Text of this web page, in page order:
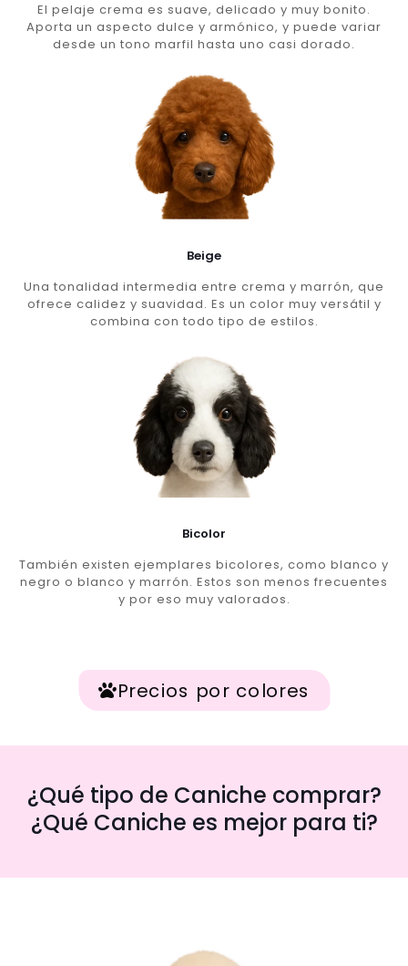
El pelaje crema es suave, delicado y muy bonito.
Aporta un aspecto dulce y armónico, y puede variar
desde un tono marfil hasta uno casi dorado.
Beige
Una tonalidad intermedia entre crema y marrón, que
ofrece calidez y suavidad. Es un color muy versátil y
combina con todo tipo de estilos.
Bicolor
También existen ejemplares bicolores, como blanco y
negro o blanco y marrón. Estos son menos frecuentes
y por eso muy valorados.
Precios por colores
¿Qué tipo de Caniche comprar?
¿Qué Caniche es mejor para ti?